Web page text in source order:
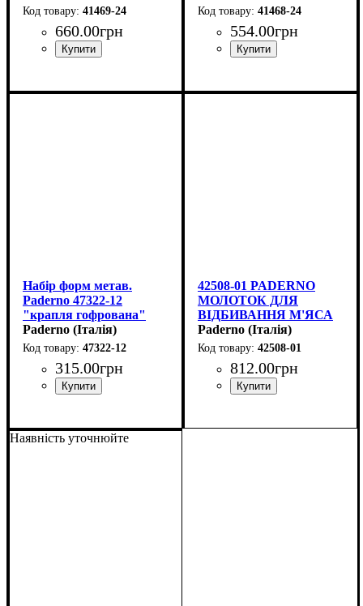
41469-24
660.00грн
41468-24
554.00грн
Набір форм метав.
Paderno 47322-12
"крапля гофрована"
5шт.
Paderno (Італія)
47322-12
315.00грн
42508-01 PADERNO
МОЛОТОК ДЛЯ
ВІДБИВАННЯ М'ЯСА
0,41 КГ
Paderno (Італія)
42508-01
812.00грн
Наявність уточнюйте